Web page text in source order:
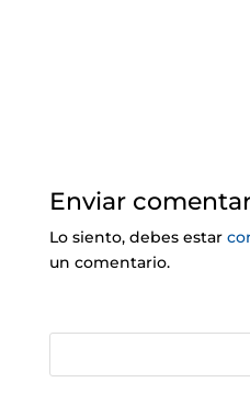
Enviar
Lo siento, debes estar
un comentario.